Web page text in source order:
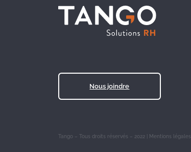
Nous joindre
Tango – Tous droits réservés – 2022 | Mentions légales